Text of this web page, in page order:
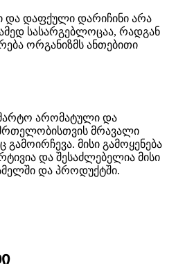
და დაფქული დარიჩინი არა
სასარგებლოცაა, რადგან
ორგანიზმს ანთებითი
არომატული და
მრავალი
მისი გამოყენება
და შესაძლებელია მისი
და პროდუქტში.